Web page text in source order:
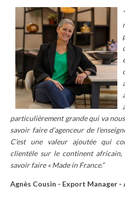
particulièrement grande qui va
savoir faire d’agenceur de
C’est une valeur ajoutée qui
clientèle sur le continent africain,
savoir faire « Made in France.”
Agnès Cousin - Export Manager -